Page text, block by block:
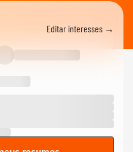
Editar interesses →